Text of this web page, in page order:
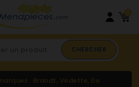
0
CHERCHER
: Brandt, Vedette, De